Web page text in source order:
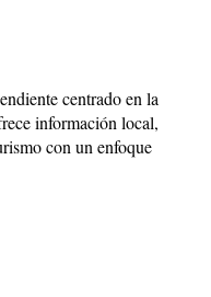
centrado en la
información local,
con un enfoque